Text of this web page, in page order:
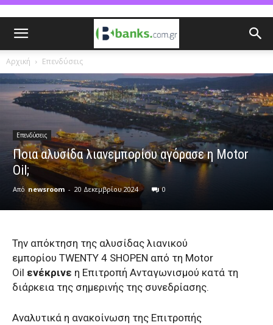
Αρχική Επενδύσεις
Επενδύσεις
Ποια αλυσίδα λιανεμπορίου αγόρασε η Motor
Oil;
Από newsroom - 20 Δεκεμβρίου 2024 0
Την απόκτηση της αλυσίδας λιανικού
εμπορίου TWENTY 4 SHOPEN από τη Motor
Oil ενέκρινε η Επιτροπή Ανταγωνισμού κατά τη
διάρκεια της σημερινής της συνεδρίασης.
Αναλυτικά η ανακοίνωση της Επιτροπής